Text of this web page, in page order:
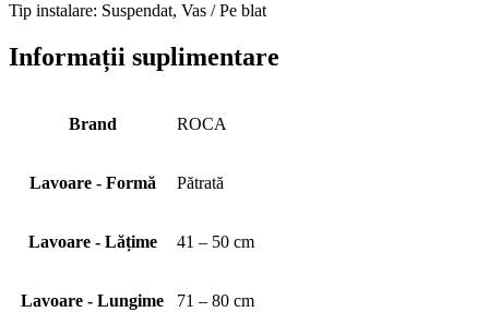
Tip instalare: Suspendat, Vas / Pe blat
Informații suplimentare
Brand ROCA
Lavoare - Formă Pătrată
Lavoare - Lățime 41 – 50 cm
Lavoare - Lungime 71 – 80 cm